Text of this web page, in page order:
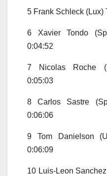
5 Frank Schleck (Lux)
6 Xavier Tondo
0:04:52
7 Nicolas Roche
0:05:03
8 Carlos Sastre
0:06:06
9 Tom Danielson
0:06:09
10 Luis-Leon